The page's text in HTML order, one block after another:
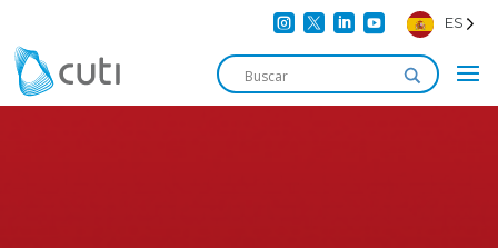
    ES